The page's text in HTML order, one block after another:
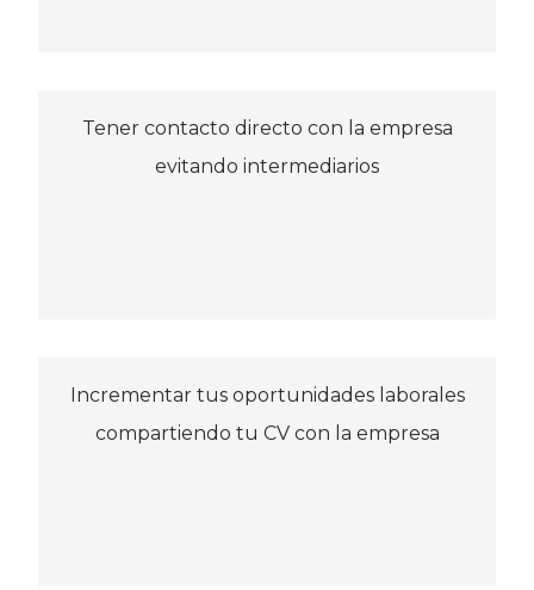
Tener contacto directo con la empresa
evitando intermediarios
Incrementar tus oportunidades laborales
compartiendo tu CV con la empresa